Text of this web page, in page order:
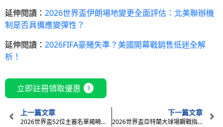
延伸閱讀： 2026世界盃伊朗場地變更全面評估：北美聯辦機
制是否具備應變彈性？
延伸閱讀： 2026FIFA豪賭失準？美國開幕戰銷售低迷全解
析！
立即註冊領取優惠 expand_circle_right
上一篇文章
2026世界盃52位主審名單揭曉：從馬欽尼亞克到6位女性裁判
下一篇文章
2026世界盃亞特蘭大球場觀戰指南：賽程、交通與賓士巨蛋的秘密